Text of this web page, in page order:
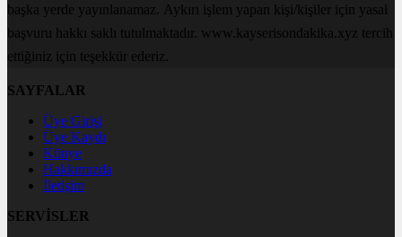
başka yerde yayınlanamaz. Aykırı işlem yapan kişi/kişiler için yasal
başvuru hakkı saklı tutulmaktadır. www.kayserisondakika.xyz tercih
ettiğiniz için teşekkür ederiz.
SAYFALAR
Üye Girişi
Üye Kaydı
Künye
Hakkımızda
İletişim
SERVİSLER